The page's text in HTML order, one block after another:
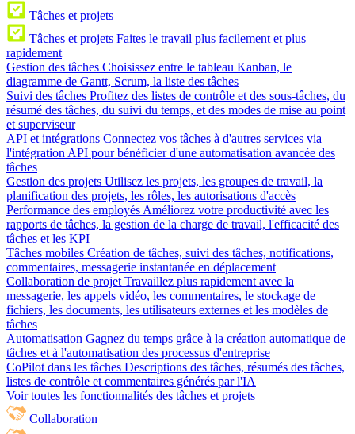
Tâches et projets
Tâches et projets Faites le travail plus facilement et plus
rapidement
Gestion des tâches Choisissez entre le tableau Kanban, le
diagramme de Gantt, Scrum, la liste des tâches
Suivi des tâches Profitez des listes de contrôle et des sous-tâches, du
résumé des tâches, du suivi du temps, et des modes de mise au point
et superviseur
API et intégrations Connectez vos tâches à d'autres services via
l'intégration API pour bénéficier d'une automatisation avancée des
tâches
Gestion des projets Utilisez les projets, les groupes de travail, la
planification des projets, les rôles, les autorisations d'accès
Performance des employés Améliorez votre productivité avec les
rapports de tâches, la gestion de la charge de travail, l'efficacité des
tâches et les KPI
Tâches mobiles Création de tâches, suivi des tâches, notifications,
commentaires, messagerie instantanée en déplacement
Collaboration de projet Travaillez plus rapidement avec la
messagerie, les appels vidéo, les commentaires, le stockage de
fichiers, les documents, les utilisateurs externes et les modèles de
tâches
Automatisation Gagnez du temps grâce à la création automatique de
tâches et à l'automatisation des processus d'entreprise
CoPilot dans les tâches Descriptions des tâches, résumés des tâches,
listes de contrôle et commentaires générés par l'IA
Voir toutes les fonctionnalités des tâches et projets
Collaboration